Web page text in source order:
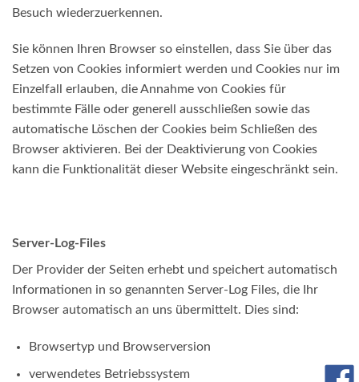
Besuch wiederzuerkennen.
Sie können Ihren Browser so einstellen, dass Sie über das
Setzen von Cookies informiert werden und Cookies nur im
Einzelfall erlauben, die Annahme von Cookies für
bestimmte Fälle oder generell ausschließen sowie das
automatische Löschen der Cookies beim Schließen des
Browser aktivieren. Bei der Deaktivierung von Cookies
kann die Funktionalität dieser Website eingeschränkt sein.
Server-Log-Files
Der Provider der Seiten erhebt und speichert automatisch
Informationen in so genannten Server-Log Files, die Ihr
Browser automatisch an uns übermittelt. Dies sind:
Browsertyp und Browserversion
verwendetes Betriebssystem